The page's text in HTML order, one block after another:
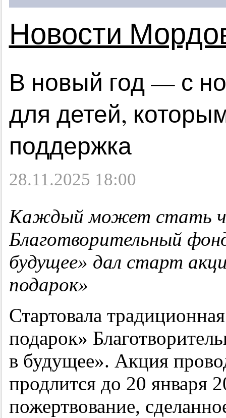
Новости
В новый год — с
для детей,
поддержка
28.11.2025 18:00
Каждый может стать
Благотворительный
будущее» дал старт
подарок»
Стартовала
подарок»
в будущее». Акция
продлится до 20 января
пожертвование,